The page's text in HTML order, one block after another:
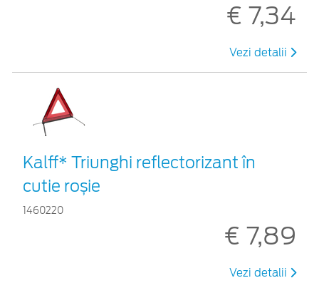
€ 7,34
Vezi detalii
Kalff* Triunghi reflectorizant în
cutie roșie
1460220
€ 7,89
Vezi detalii